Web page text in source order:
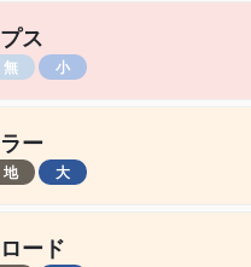
ード
ー
地 大
ス
無 小